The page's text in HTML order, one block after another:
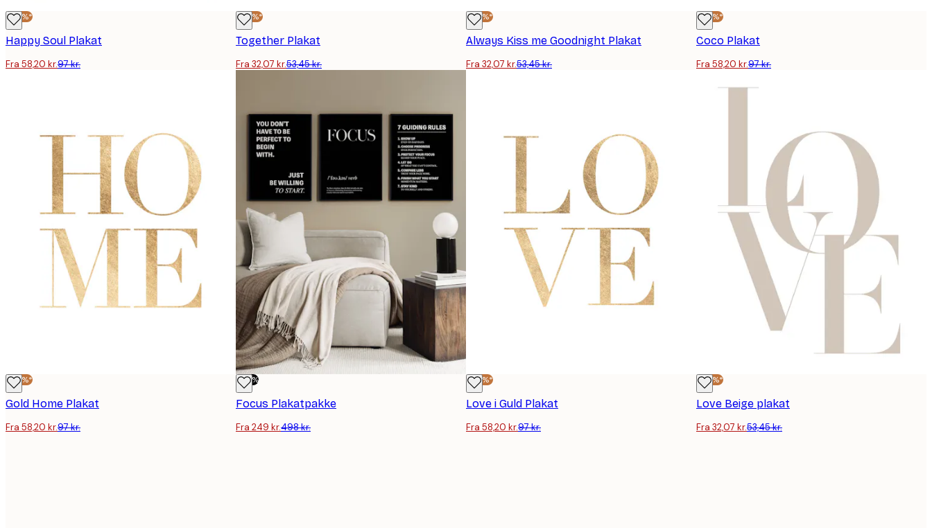
-40%*
Happy Soul Plakat
Fra 58,20 kr.97 kr.
-40%*
Together Plakat
Fra 32,07 kr.53,45 kr.
-40%*
Always Kiss me Goodnight Plakat
Fra 32,07 kr.53,45 kr.
-40%*
Coco Plakat
Fra 58,20 kr.97 kr.
-40%*
Gold Home Plakat
Fra 58,20 kr.97 kr.
-50%
Focus Plakatpakke
Fra 249 kr.498 kr.
-40%*
Love i Guld Plakat
Fra 58,20 kr.97 kr.
-40%*
Love Beige plakat
Fra 32,07 kr.53,45 kr.